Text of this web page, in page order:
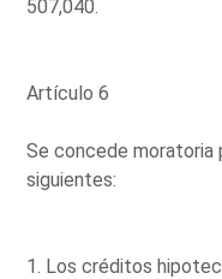
507,040.
Artículo 6
Se concede moratoria
siguientes:
1. Los créditos